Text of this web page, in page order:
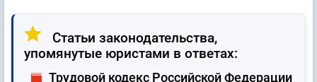
Статьи законодательства,
упомянутые юристами в ответах:
Трудовой кодекс Российской Федерации